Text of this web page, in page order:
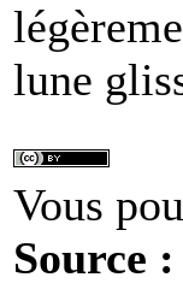
lune
Vous
Source :